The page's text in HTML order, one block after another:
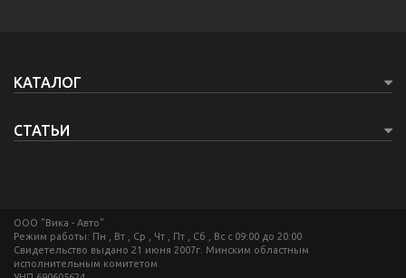
КАТАЛОГ
СТАТЬИ
ООО "Вика - Авто"
Режим работы: Пн , Вт , Ср , Чт , Пт , Сб , Вс c 09:00 до 20:00
Свидетельство выдано 21 июня 2007г. Минским областным
исполнительным комитетом